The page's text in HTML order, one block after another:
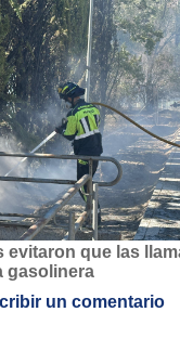
evitaron que las
gasolinera
un comentario